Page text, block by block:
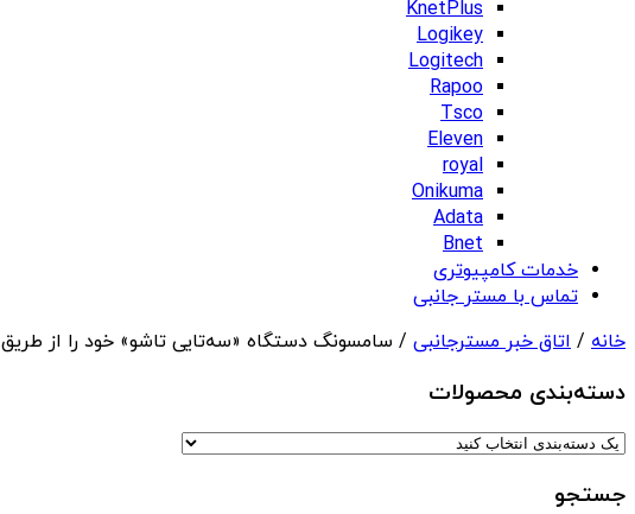
KnetPlus
Logikey
Logitech
Rapoo
Tsco
Eleven
royal
Onikuma
Adata
Bnet
خدمات کامپیوتری
تماس با مستر جانبی
خانه / اتاق خبر مسترجانبی / سامسونگ دستگاه «سه‌تایی تاشو» خود را از طریق One UI 8 به نمایش گذاشت
دسته‌بندی‌ محصولات
جستجو